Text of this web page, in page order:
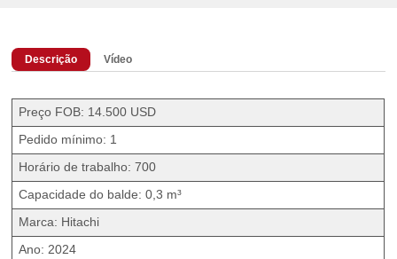
Descrição Vídeo
Preço FOB: 14.500 USD
Pedido mínimo: 1
Horário de trabalho: 700
Capacidade do balde: 0,3 m³
Marca: Hitachi
Ano: 2024